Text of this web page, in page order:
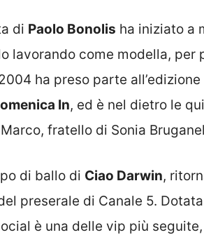
di Paolo Bonolis ha iniziato a
lavorando come modella, per
ha preso parte
In, ed è nel dietro le
fratello di Sonia
di ballo di Ciao Darwin,
preserale di Canale 5.
è una delle vip più